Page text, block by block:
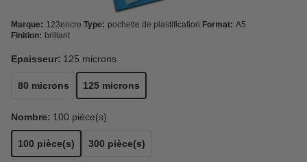
Marque: 123encre Type: pochette de plastification Format: A5
Finition: brillant
Epaisseur: 125 microns
80 microns 125 microns
Nombre: 100 pièce(s)
100 pièce(s) 300 pièce(s)